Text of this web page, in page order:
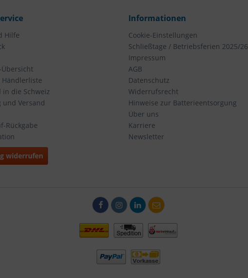
Hilfe
Händlerliste
in die Schweiz
und Versand
Rückgabe
widerrufen
Informationen
Cookie-Einstellungen
Schließtage / Betriebsferien 2025/26
Impressum
AGB
Datenschutz
Widerrufsrecht
Hinweise zur Batterieentsorgung
Über uns
Karriere
Newsletter